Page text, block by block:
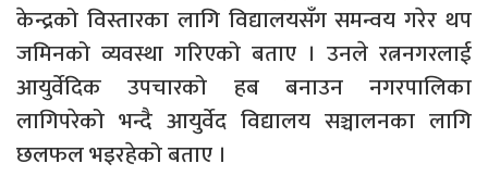
केन्द्रको विस्तारका लागि विद्यालयसँग समन्वय गरेर थप
जमिनको व्यवस्था गरिएको बताए । उनले रत्ननगरलाई
आयुर्वेदिक उपचारको हब बनाउन नगरपालिका
लागिपरेको भन्दै आयुर्वेद विद्यालय सञ्चालनका लागि
छलफल भइरहेको बताए ।